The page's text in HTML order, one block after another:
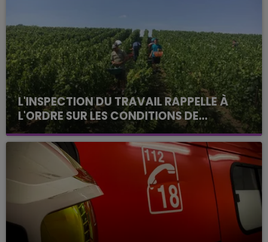
L'INSPECTION DU TRAVAIL RAPPELLE À
L'ORDRE SUR LES CONDITIONS DE...
Alors que les dates de début des vendange 2026
s'est avéré être plus précoce que prévu,
l'inspection du Travail en profite pour rappeler
les conditions de...